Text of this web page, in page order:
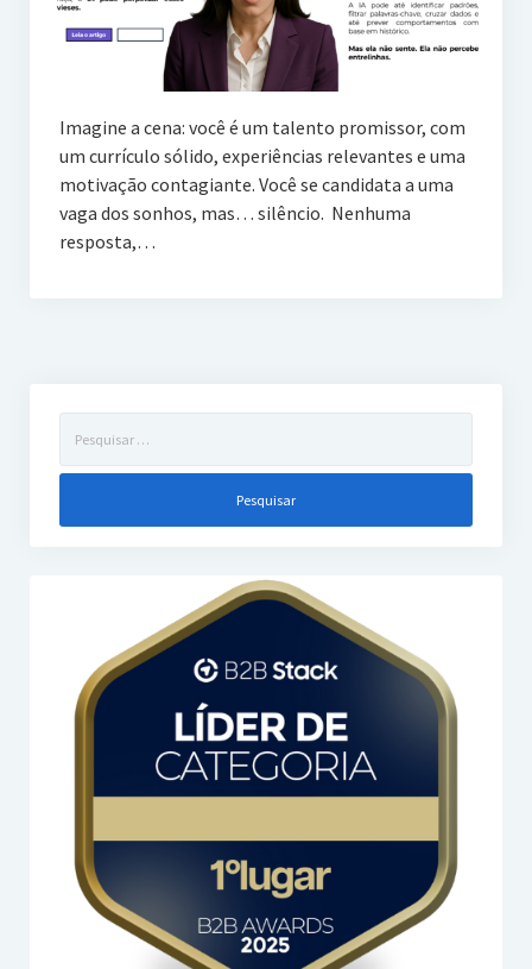
Imagine a cena: você é um talento promissor, com
um currículo sólido, experiências relevantes e uma
motivação contagiante. Você se candidata a uma
vaga dos sonhos, mas… silêncio. Nenhuma
resposta,…
por: